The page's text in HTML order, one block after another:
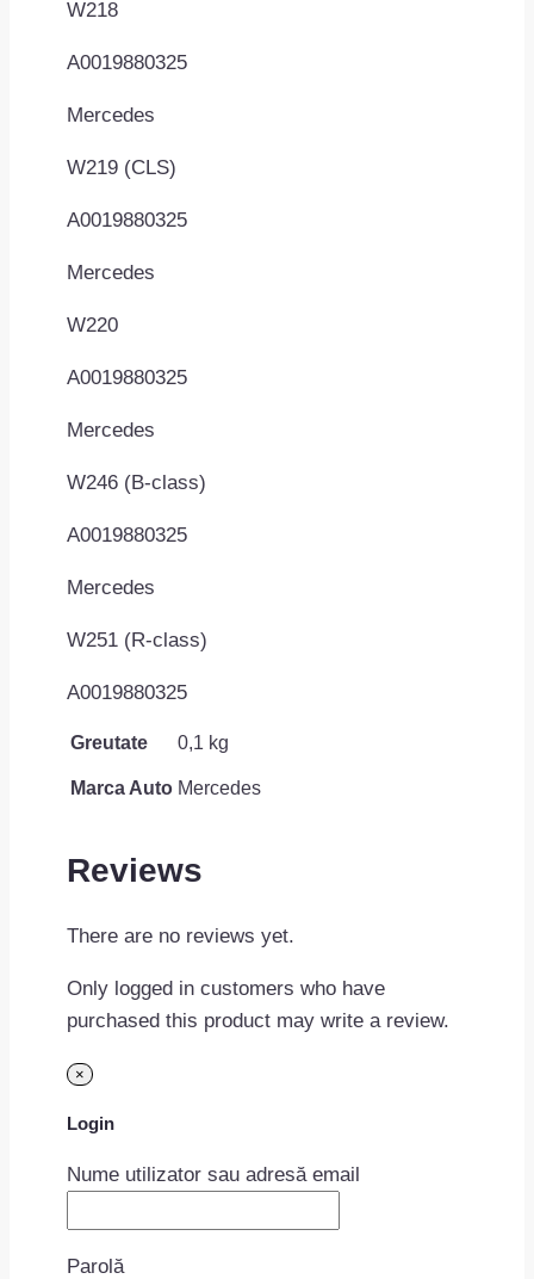
W218
A0019880325
Mercedes
W219 (CLS)
A0019880325
Mercedes
W220
A0019880325
Mercedes
W246 (B-class)
A0019880325
Mercedes
W251 (R-class)
A0019880325
Greutate 0,1 kg
Marca Auto Mercedes
Reviews
There are no reviews yet.
Only logged in customers who have
purchased this product may write a review.
×
Login
Nume utilizator sau adresă email
Parolă